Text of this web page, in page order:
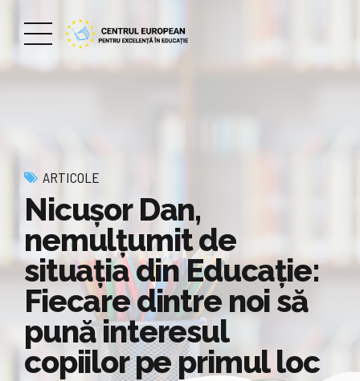
ARTICOLE
Nicuşor Dan,
nemulţumit de
situaţia din Educaţie:
Fiecare dintre noi să
pună interesul
copiilor pe primul loc